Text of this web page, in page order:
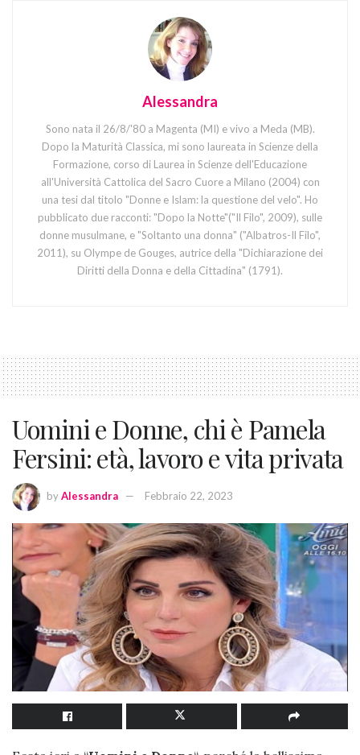
Alessandra
Sono nata il 26/8/'80 a Magenta (MI) e vivo a Meda (MB).
Dopo la Maturità Classica, mi sono laureata in Scienze della
Formazione, corso di Laurea in Scienze dell'Educazione
all'Università Cattolica del Sacro Cuore a Milano (2004) con
una tesi dal titolo "Donne e Islam: la questione del velo". Ho
pubblicato due racconti: "Dopo la Notte"("Il Filo", 2009), sulle
donne musulmane, e "Soltanto una donna" ("Albatros-Il Filo",
2011), su Olympe de Gouges, autrice della "Dichiarazione dei
Diritti della Donna e della Cittadina" (1791).
Uomini e Donne, chi è Pamela
Fersini: età, lavoro e vita privata
byAlessandra Febbraio 22, 2023